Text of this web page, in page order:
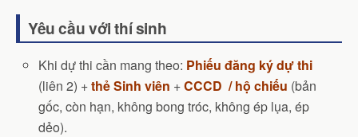
Yêu cầu với thí sinh
Khi dự thi cần mang theo: Phiếu đăng ký dự thi
(liên 2) +thẻ Sinh viên +CCCD / hộ chiếu (bản
gốc, còn hạn, không bong tróc, không ép lụa, ép
dẻo).